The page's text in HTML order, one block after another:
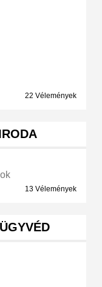
22 Vélemények
13 Vélemények